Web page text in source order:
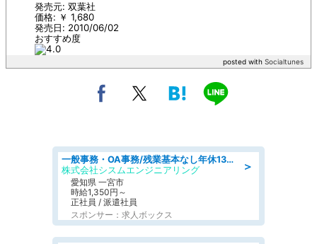
発売元: 双葉社
価格: ￥ 1,680
発売日: 2010/06/02
おすすめ度
posted with Socialtunes
＞
一般事務・OA事務/残業基本なし年休130日社保完備の一般・調達事務
株式会社シスムエンジニアリング
愛知県 一宮市
時給1,350円～
正社員 / 派遣社員
スポンサー：求人ボックス